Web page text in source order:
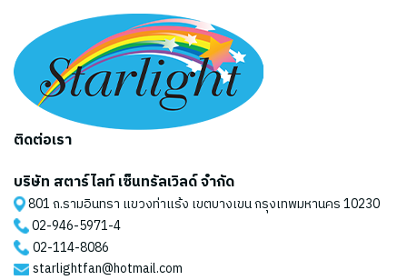
ติดต่อเรา
บริษัท สตาร์ไลท์ เซ็นทรัลเวิลด์ จำกัด
801 ถ.รามอินทรา แขวงท่าแร้ง เขตบางเขน กรุงเทพมหานคร 10230
02-946-5971-4
02-114-8086
starlightfan@hotmail.com